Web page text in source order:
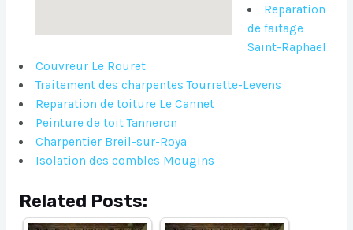
Reparation
de faitage
Saint-Raphael
Couvreur Le Rouret
Traitement des charpentes Tourrette-Levens
Reparation de toiture Le Cannet
Peinture de toit Tanneron
Charpentier Breil-sur-Roya
Isolation des combles Mougins
Related Posts: